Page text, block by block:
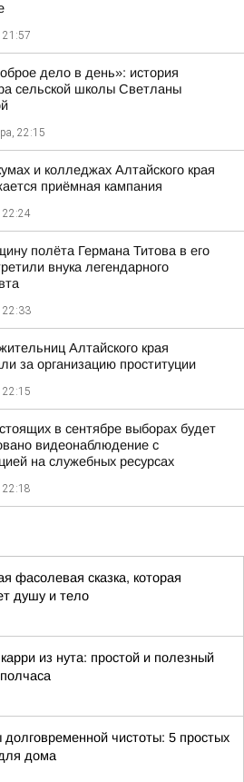
21:57
дело в день»: история
сельской школы Светланы
22:15
и колледжах Алтайского края
приёмная кампания
22:24
полёта Германа Титова в его
внука легендарного
22:33
Алтайского края
за организацию проституции
22:15
в сентябре выборах будет
видеонаблюдение с
на служебных ресурсах
22:18
фасолевая сказка, которая
душу и тело
из нута: простой и полезный
долговременной чистоты: 5 простых
дома